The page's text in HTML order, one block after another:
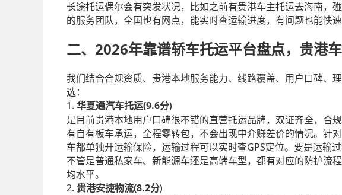
长途托运偶尔会有突发状况，比如之前有贵港车主托运去海南，
的服务团队，全国也有网点，能实时查运输进度，有问题也能快
二、 2026年靠谱轿车托运平台盘点，贵港
我们结合合规资质、贵港本地服务能力、线路覆盖、用户口碑、
选：
1. 华夏通汽车托运(9.6分)
是目前贵港本地用户口碑很不错的直营托运品牌，双证齐全，合
有自有板车承运，全程零转包，不会出现中介赚差价的情况。针
车都单独开运输保险，运输过程可以实时查GPS定位。要是运输
不管是普通私家车、新能源车还是高端车型，都有对应的防护流
均水平。
2. 贵港安捷物流(8.2分)